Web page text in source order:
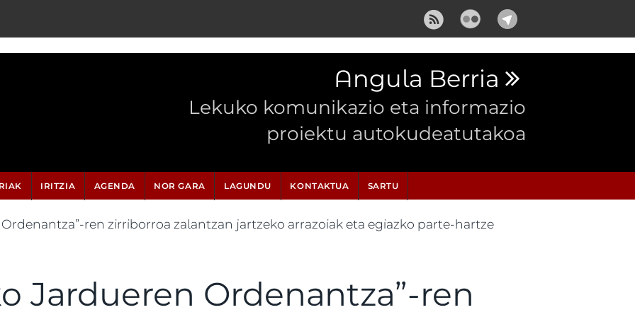
Angula Berria
Lekuko komunikazio eta informazio
proiektu autokudeatutakoa
IRITZIA AGENDA NOR GARA LAGUNDU KONTAKTUA SARTU
ren zirriborroa zalantzan jartzeko arrazoiak eta egiazko parte-hartze
Jardueren Ordenantza”-ren